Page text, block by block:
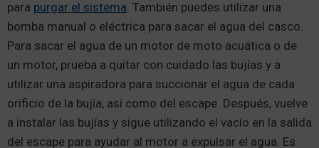
para purgar el sistema . También puedes utilizar una
bomba manual o eléctrica para sacar el agua del casco.
Para sacar el agua de un motor de moto acuática o de
un motor, prueba a quitar con cuidado las bujías y a
utilizar una aspiradora para succionar el agua de cada
orificio de la bujía, así como del escape. Después, vuelve
a instalar las bujías y sigue utilizando el vacío en la salida
del escape para ayudar al motor a expulsar el agua. Es